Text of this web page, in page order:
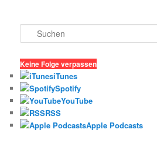
u
h
e
n
Keine Folge verpassen
iTunes
Spotify
YouTube
RSS
Apple Podcasts